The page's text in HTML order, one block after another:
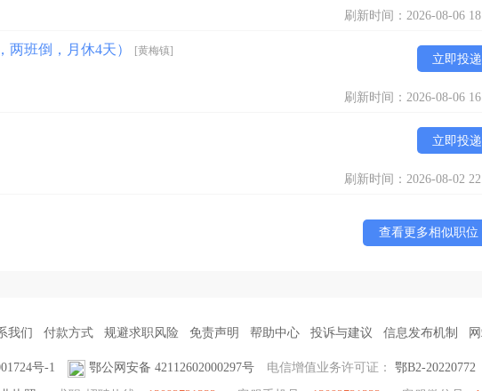
刷新时间：2026-08-06
两班倒，月休4天） [黄梅镇]
立即投递
刷新时间：2026-08-06
立即投递
刷新时间：2026-08-02
查看更多相似职位
我们 付款方式 规避求职风险 免责声明 帮助中心 投诉与建议 信息发布机制
号-1 鄂公网安备 42112602000297号 电信增值业务许可证： 鄂B2-20220772